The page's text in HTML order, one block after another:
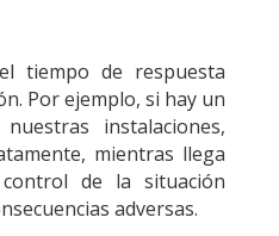
tiempo de respuesta
Por ejemplo, si hay un
instalaciones,
mientras llega
de la situación
adversas.